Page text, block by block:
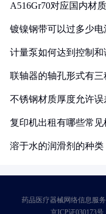
A516Gr70对应国内材
镀镍钢带可以过多少电
计量泵如何达到控制
联轴器的轴孔形式有
不锈钢材质厚度允许误
复印机出租有哪些常见
溶于水的润滑剂的种类
药品医疗器械网络信息服
京ICP证030173号